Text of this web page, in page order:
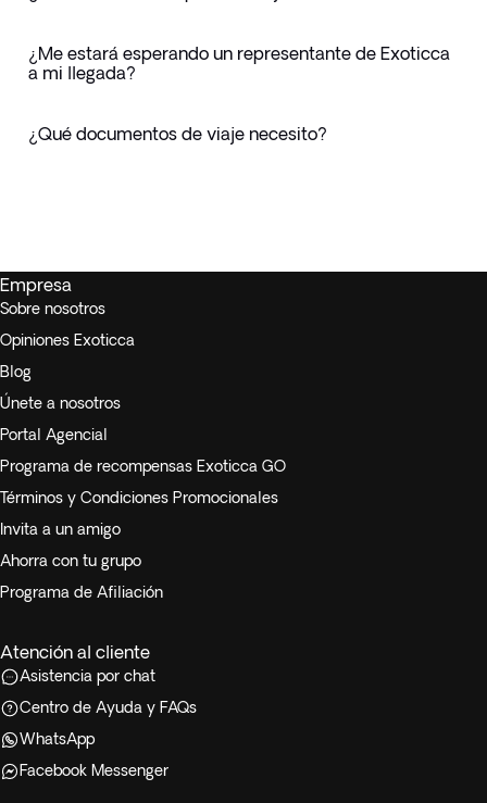
¿Me estará esperando un representante de Exoticca
a mi llegada?
¿Qué documentos de viaje necesito?